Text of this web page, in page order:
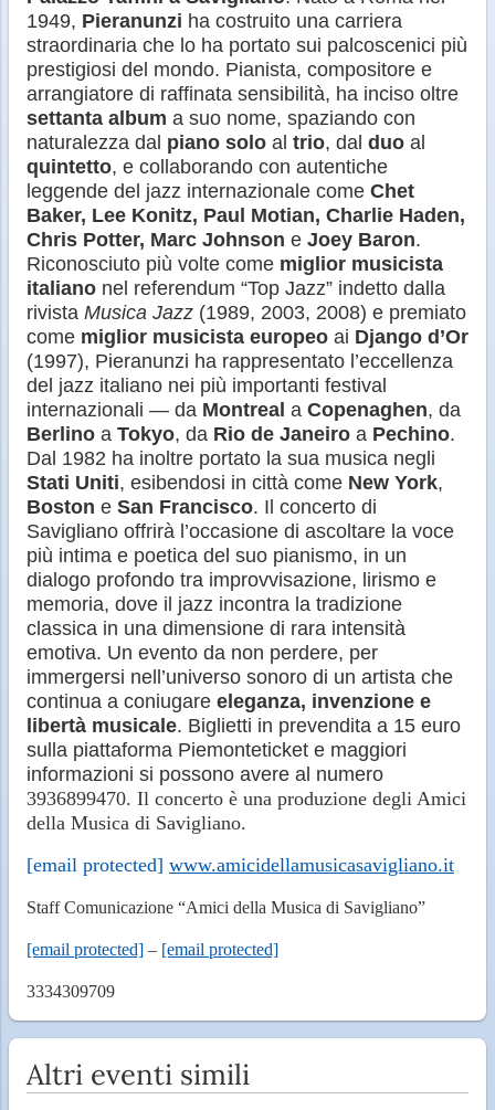
1949, Pieranunzi ha costruito una carriera
straordinaria che lo ha portato sui palcoscenici più
prestigiosi del mondo. Pianista, compositore e
arrangiatore di raffinata sensibilità, ha inciso oltre
settanta album a suo nome, spaziando con
naturalezza dal piano solo al trio, dal duo al
quintetto, e collaborando con autentiche
leggende del jazz internazionale come Chet
Baker, Lee Konitz, Paul Motian, Charlie Haden,
Chris Potter, Marc Johnson e Joey Baron.
Riconosciuto più volte come miglior musicista
italiano nel referendum “Top Jazz” indetto dalla
rivista Musica Jazz (1989, 2003, 2008) e premiato
come miglior musicista europeo ai Django d’Or
(1997), Pieranunzi ha rappresentato l’eccellenza
del jazz italiano nei più importanti festival
internazionali — da Montreal a Copenaghen, da
Berlino a Tokyo, da Rio de Janeiro a Pechino.
Dal 1982 ha inoltre portato la sua musica negli
Stati Uniti, esibendosi in città come New York,
Boston e San Francisco. Il concerto di
Savigliano offrirà l’occasione di ascoltare la voce
più intima e poetica del suo pianismo, in un
dialogo profondo tra improvvisazione, lirismo e
memoria, dove il jazz incontra la tradizione
classica in una dimensione di rara intensità
emotiva. Un evento da non perdere, per
immergersi nell’universo sonoro di un artista che
continua a coniugare eleganza, invenzione e
libertà musicale. Biglietti in prevendita a 15 euro
sulla piattaforma Piemonteticket e maggiori
informazioni si possono avere al numero
3936899470. Il concerto è una produzione degli Amici
della Musica di Savigliano.
[email protected] www.amicidellamusicasavigliano.it
Staff Comunicazione “Amici della Musica di Savigliano”
[email protected] – [email protected]
3334309709
Altri eventi simili